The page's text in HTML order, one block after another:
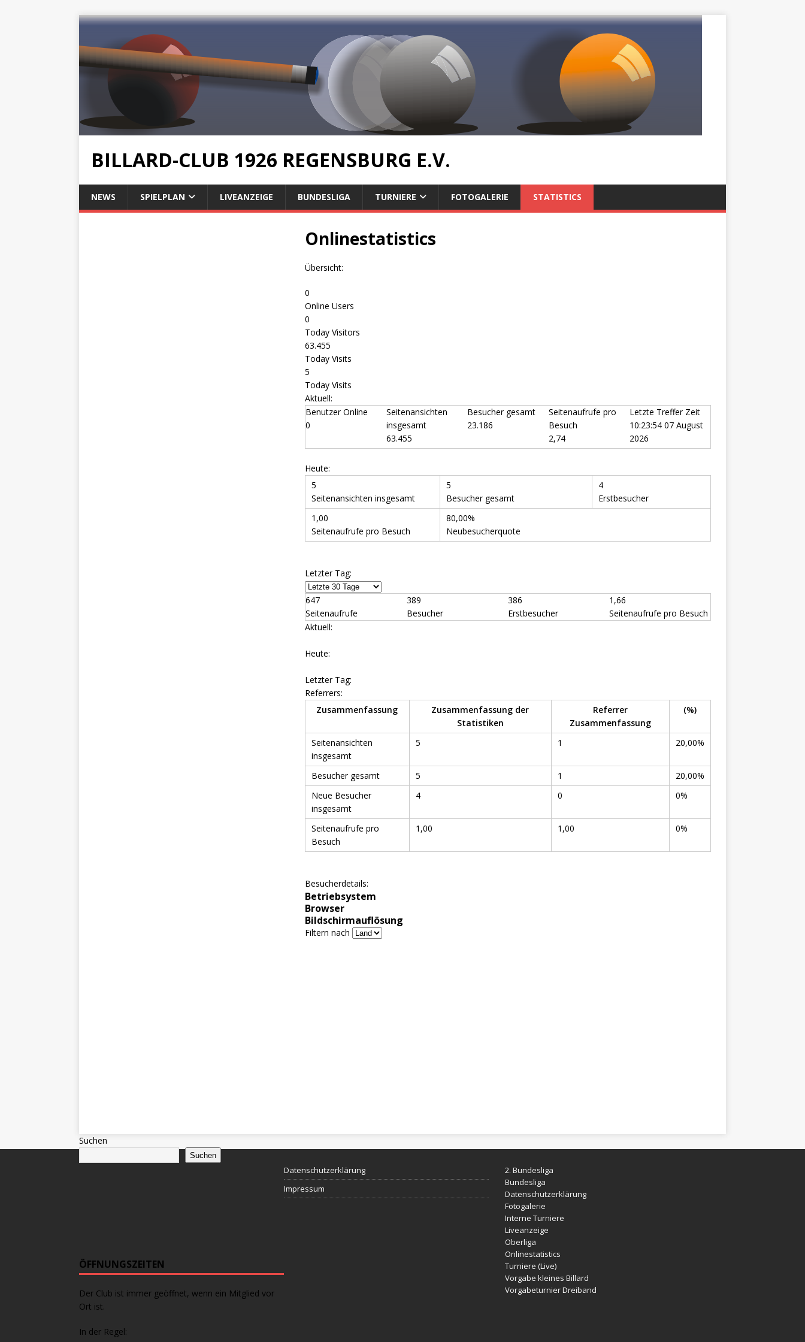
BILLARD-CLUB 1926 REGENSBURG E.V.
NEWS SPIELPLAN LIVEANZEIGE BUNDESLIGA TURNIERE FOTOGALERIE STATISTICS
Onlinestatistics
Übersicht:
0
Online Users
0
Today Visitors
63.455
Today Visits
5
Today Visits
Aktuell:
Benutzer Online
0
Seitenansichten
insgesamt
63.455
Besucher gesamt
23.186
Seitenaufrufe pro
Besuch
2,74
Letzte Treffer Zeit
10:23:54 07 August
2026
Heute:
5
Seitenansichten insgesamt
5
Besucher gesamt
4
Erstbesucher
1,00
Seitenaufrufe pro Besuch
80,00%
Neubesucherquote
Letzter Tag:
647
Seitenaufrufe
389
Besucher
386
Erstbesucher
1,66
Seitenaufrufe pro Besuch
Aktuell:
Heute:
Letzter Tag:
Referrers:
Zusammenfassung
Zusammenfassung der
Statistiken
Referrer
Zusammenfassung
(%)
Seitenansichten
insgesamt
5 1 20,00%
Besucher gesamt 5 1
20,00%
Neue Besucher
insgesamt
4 0 0%
Seitenaufrufe pro
Besuch
1,00 1,00 0%
Besucherdetails:
Betriebsystem
Browser
Bildschirmauflösung
Filtern nach
Suchen
Suchen
ÖFFNUNGSZEITEN
Der Club ist immer geöffnet, wenn ein Mitglied vor
Ort ist.
In der Regel:
Datenschutzerklärung
Impressum
2. Bundesliga
Bundesliga
Datenschutzerklärung
Fotogalerie
Interne Turniere
Liveanzeige
Oberliga
Onlinestatistics
Turniere (Live)
Vorgabe kleines Billard
Vorgabeturnier Dreiband